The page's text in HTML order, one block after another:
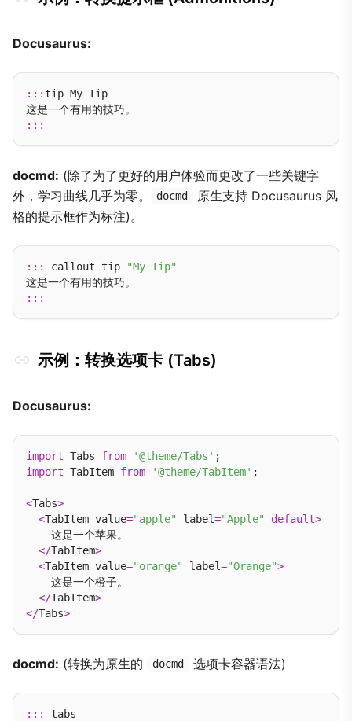
Docusaurus:
:::tip My Tip
:::
docmd: (除了为了更好的用户体验而更改了一些关键字
外，学习曲线几乎为零。
docmd
原生支持 Docusaurus 风
格的提示框作为标注)。
::: callout tip
"My Tip"
:::
示例：转换选项卡 (Tabs)
Docusaurus:
import Tabs from '@theme/Tabs'
import TabItem from '@theme/TabItem' ;
<Tabs>
<TabItem value="apple" label="Apple" default>
    这是一个苹果。
</TabItem>
<TabItem value="orange" label="Orange">
    这是一个橙子。
</TabItem>
</Tabs>
docmd: (转换为原生的 docmd 选项卡容器语法)
:::